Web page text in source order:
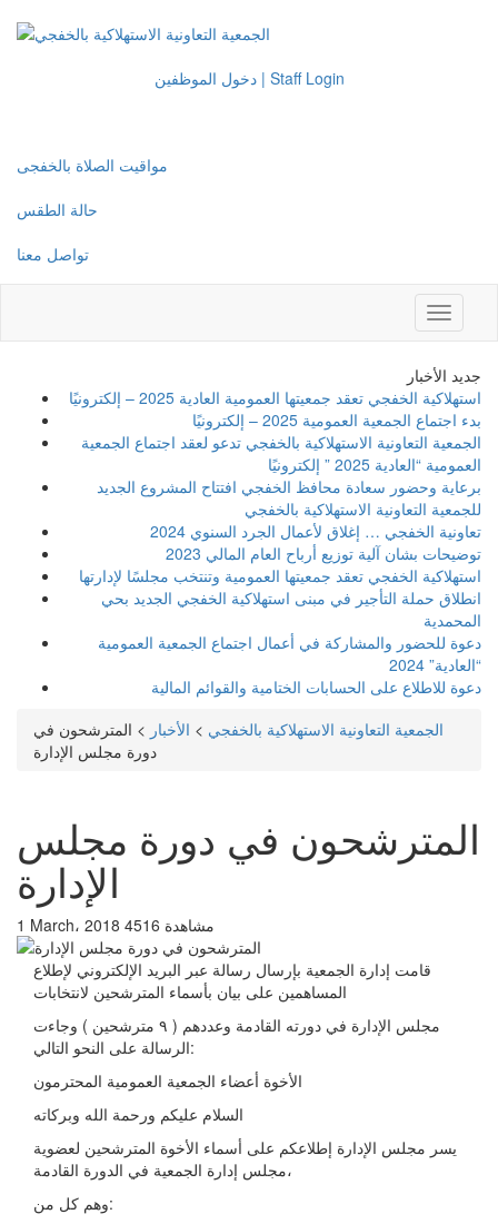
دخول الموظفين | Staff Login
مواقيت الصلاة بالخفجى
حالة الطقس
تواصل معنا
Toggle
جديد الأخبار
استهلاكية الخفجي تعقد جمعيتها العمومية العادية 2025 – إلكترونيًا
بدء اجتماع الجمعية العمومية 2025 – إلكترونيًا
الجمعية التعاونية الاستهلاكية بالخفجي تدعو لعقد اجتماع الجمعية
العمومية “العادية 2025 ” إلكترونيًا
برعاية وحضور سعادة محافظ الخفجي افتتاح المشروع الجديد
للجمعية التعاونية الاستهلاكية بالخفجي
تعاونية الخفجي … إغلاق لأعمال الجرد السنوي 2024
توضيحات بشان آلية توزيع أرباح العام المالي 2023
استهلاكية الخفجي تعقد جمعيتها العمومية وتنتخب مجلسًا لإدارتها
انطلاق حملة التأجير في مبنى استهلاكية الخفجي الجديد بحي
المحمدية
دعوة للحضور والمشاركة في أعمال اجتماع الجمعية العمومية
“العادية” 2024
دعوة للاطلاع على الحسابات الختامية والقوائم المالية
الجمعية التعاونية الاستهلاكية بالخفجي > الأخبار > المترشحون في
دورة مجلس الإدارة
المترشحون في دورة مجلس
الإدارة
1 March، 2018
4516 مشاهدة
قامت إدارة الجمعية بإرسال رسالة عبر البريد الإلكتروني لإطلاع
المساهمين على بيان بأسماء المترشحين لانتخابات
مجلس الإدارة في دورته القادمة وعددهم ( ٩ مترشحين ) وجاءت
الرسالة على النحو التالي:
الأخوة أعضاء الجمعية العمومية المحترمون
السلام عليكم ورحمة الله وبركاته
يسر مجلس الإدارة إطلاعكم على أسماء الأخوة المترشحين لعضوية
مجلس إدارة الجمعية في الدورة القادمة،
وهم كل من: